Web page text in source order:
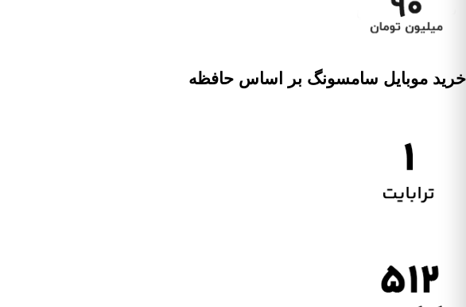
خرید موبایل سامسونگ بر اساس حافظه